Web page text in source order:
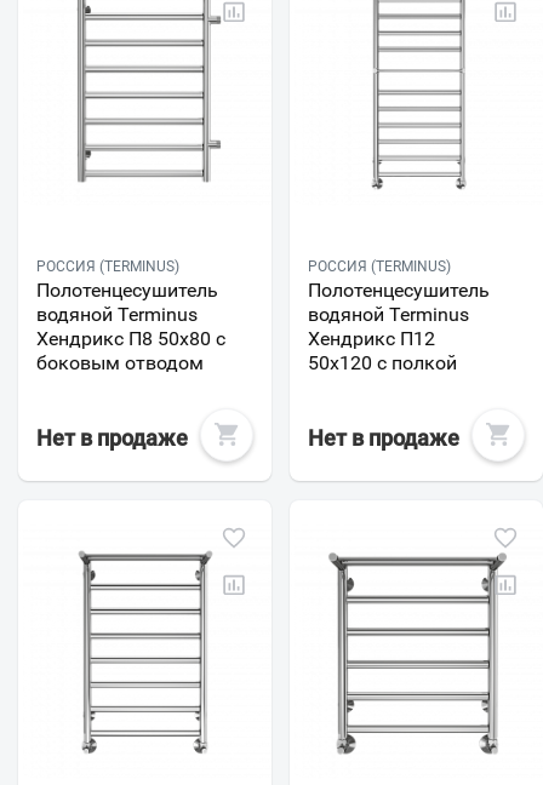
РОССИЯ (TERMINUS)
Полотенцесушитель
водяной Terminus
Хендрикс П8 50х80 с
боковым отводом
Нет в продаже
РОССИЯ (TERMINUS)
Полотенцесушитель
водяной Terminus
Хендрикс П12
50х120 с полкой
Нет в продаже